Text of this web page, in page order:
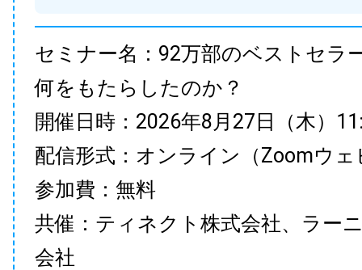
セミナー名：92万部のベストセラ
何をもたらしたのか？
開催日時：2026年8月27日（木）
配信形式：オンライン（Zoomウェ
参加費：無料
共催：ティネクト株式会社、ラー
会社